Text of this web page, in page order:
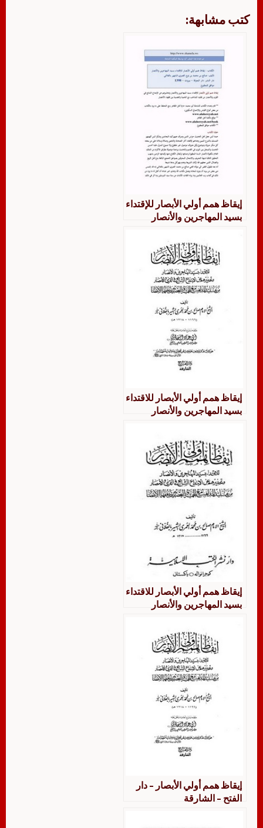
كتب مشابهة:
إيقاظ همم أولي الأبصار للإقتداء
بسيد المهاجرين والأنصار
إيقاظ همم أولي الأبصار للاقتداء
بسيد المهاجرين والأنصار
إيقاظ همم أولي الأبصار للاقتداء
بسيد المهاجرين والأنصار
في القرى والأمصار من تقليد
المذاهب مع الحمية والعصبية
بين فقهاء الاعصار
إيقاظ همم أولي الأبصار – دار
الفتح – الشارقة